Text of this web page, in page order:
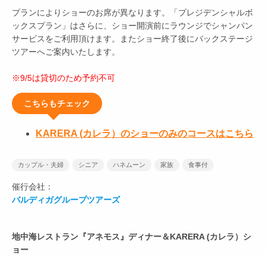
プランによりショーのお席が異なります。「プレジデンシャルボ
ックスプラン」はさらに、ショー開演前にラウンジでシャンパン
サービスをご利用頂けます。またショー終了後にバックステージ
ツアーへご案内いたします。
※9/5は貸切のため予約不可
こちらもチェック
KARERA (カレラ）のショーのみのコースはこちら
カップル・夫婦 シニア ハネムーン 家族 食事付
催行会社：
バルディガグループツアーズ
地中海レストラン『アネモス』ディナー＆KARERA (カレラ）シ
ョー